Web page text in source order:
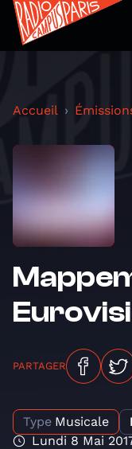
Accueil
PARTAGER
Type Musicale
Lundi 8 Mai